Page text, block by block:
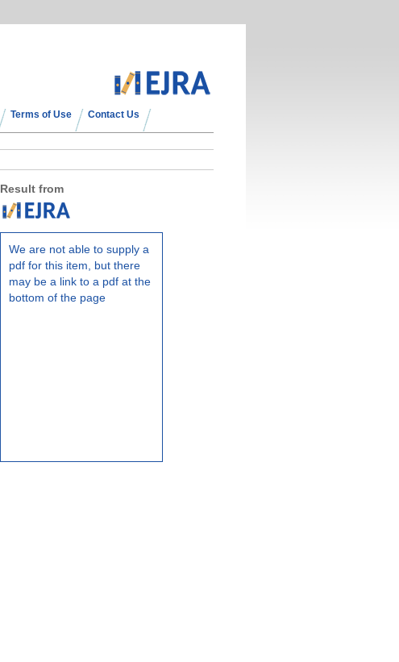
Terms of Use Contact Us
Result from
We are not able to supply a
pdf for this item, but there
may be a link to a pdf at the
bottom of the page